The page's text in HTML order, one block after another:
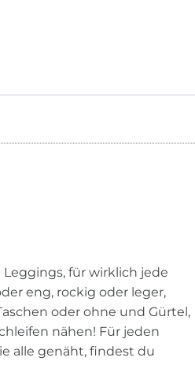
für wirklich jede
eng, rockig oder leger,
oder ohne und Gürtel,
nähen! Für jeden
alle genäht, findest du